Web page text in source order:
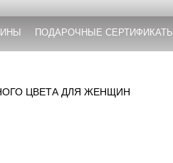
ПОДАРОЧНЫЕ СЕРТИФИКАТЫ
ЦВЕТА ДЛЯ ЖЕНЩИН